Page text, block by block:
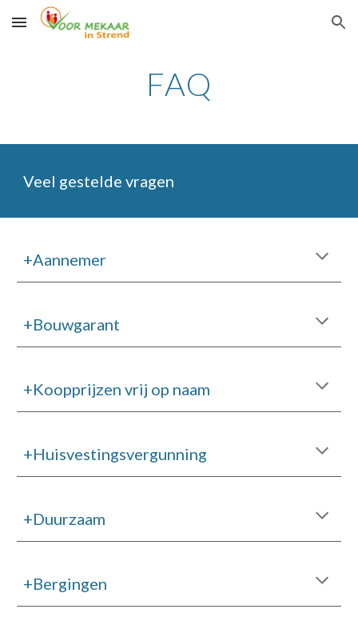
Skip to main content Skip to navigation
FAQ
Veel gestelde vragen
+Aannemer
+Bouwgarant
+Koopprijzen vrij op naam
+Huisvestingsvergunning
+Duurzaam
+Bergingen